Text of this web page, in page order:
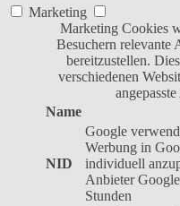
Marketing
Marketing Cookies
Besuchern relevante
bereitzustellen.
verschiedenen
Name
NID
Google
Werbung in
individuell
Anbieter
Stunden